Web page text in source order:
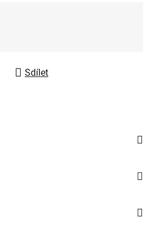
Sdílet